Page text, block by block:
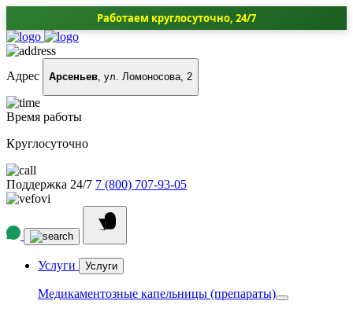
Работаем круглосуточно, 24/7
Адрес Арсеньев, ул. Ломоносова, 2
Время работы
Круглосуточно
Поддержка 24/7 7 (800) 707-93-05
Услуги Услуги
Медикаментозные капельницы (препараты)